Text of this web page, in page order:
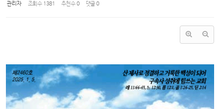
관리자 조회 수 1381 추천 수0 댓글0